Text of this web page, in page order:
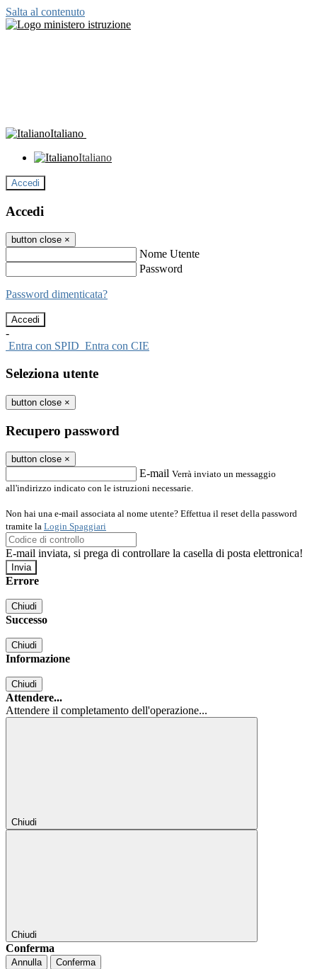
Salta al contenuto
Italiano
Italiano
Accedi
Accedi
button close ×
Nome Utente
Password
Password dimenticata?
-
Entra con SPID Entra con CIE
Seleziona utente
button close ×
Recupero password
button close ×
E-mail Verrà inviato un messaggio
all'indirizzo indicato con le istruzioni necessarie.
Non hai una e-mail associata al nome utente? Effettua il reset della password
tramite la Login Spaggiari
E-mail inviata, si prega di controllare la casella di posta elettronica!
Errore
Chiudi
Successo
Chiudi
Informazione
Chiudi
Attendere...
Attendere il completamento dell'operazione...
Chiudi
Chiudi
Conferma
Annulla Conferma